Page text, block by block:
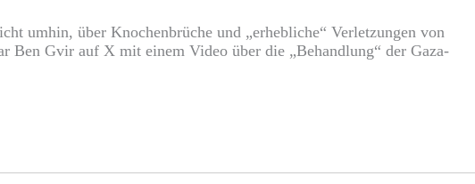
umhin, über Knochenbrüche und „erhebliche“ Verletzungen von
Ben Gvir auf X mit einem Video über die „Behandlung“ der Gaza-